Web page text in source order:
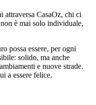
attraversa CasaOz, chi ci
è mai solo individuale,
possa essere, per ogni
solido, ma anche
e nuove strade.
a essere felice.